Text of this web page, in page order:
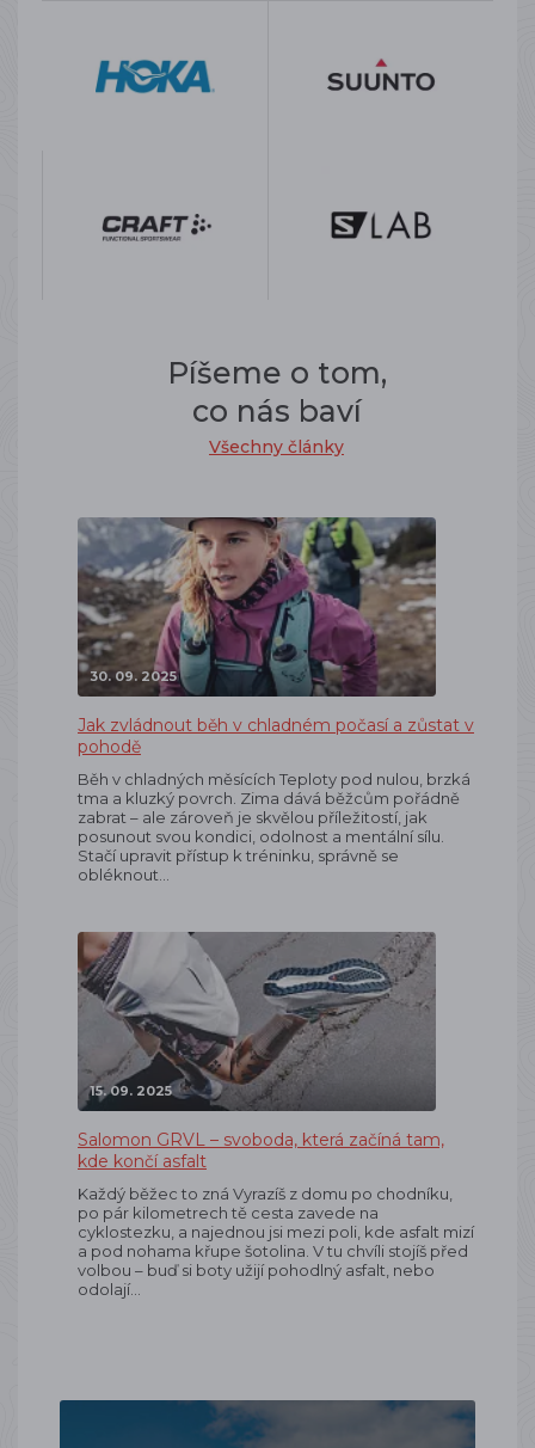
Píšeme o tom,
co nás baví
Všechny články
30. 09. 2025
Jak zvládnout běh v chladném počasí a zůstat v
pohodě
Běh v chladných měsících Teploty pod nulou, brzká
tma a kluzký povrch. Zima dává běžcům pořádně
zabrat – ale zároveň je skvělou příležitostí, jak
posunout svou kondici, odolnost a mentální sílu.
Stačí upravit přístup k tréninku, správně se
obléknout…
15. 09. 2025
Salomon GRVL – svoboda, která začíná tam,
kde končí asfalt
Každý běžec to zná Vyrazíš z domu po chodníku,
po pár kilometrech tě cesta zavede na
cyklostezku, a najednou jsi mezi poli, kde asfalt mizí
a pod nohama křupe šotolina. V tu chvíli stojíš před
volbou – buď si boty užijí pohodlný asfalt, nebo
odolají…